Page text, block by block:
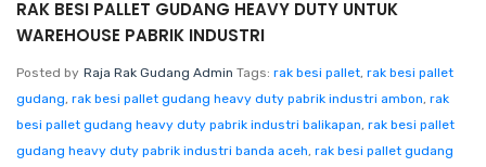
RAK BESI PALLET GUDANG HEAVY DUTY UNTUK
WAREHOUSE PABRIK INDUSTRI
Posted by Raja Rak Gudang Admin Tags: rak besi pallet, rak besi pallet
gudang, rak besi pallet gudang heavy duty pabrik industri ambon, rak
besi pallet gudang heavy duty pabrik industri balikapan, rak besi pallet
gudang heavy duty pabrik industri banda aceh, rak besi pallet gudang